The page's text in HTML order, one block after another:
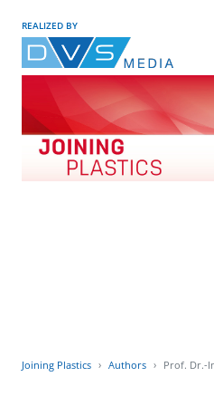
REALIZED BY
Joining Plastics Authors Prof. Dr.-